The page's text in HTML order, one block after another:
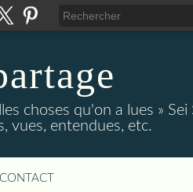
choses qu'on a lues » Sei
vues, entendues, etc.
CONTACT